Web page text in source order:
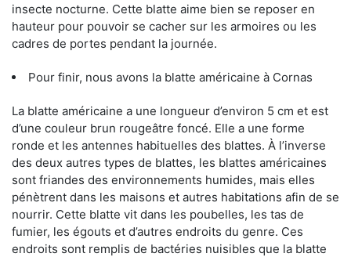
insecte nocturne. Cette blatte aime bien se reposer en
hauteur pour pouvoir se cacher sur les armoires ou les
cadres de portes pendant la journée.
Pour finir, nous avons la blatte américaine à Cornas
La blatte américaine a une longueur d’environ 5 cm et est
d’une couleur brun rougeâtre foncé. Elle a une forme
ronde et les antennes habituelles des blattes. À l’inverse
des deux autres types de blattes, les blattes américaines
sont friandes des environnements humides, mais elles
pénètrent dans les maisons et autres habitations afin de se
nourrir. Cette blatte vit dans les poubelles, les tas de
fumier, les égouts et d’autres endroits du genre. Ces
endroits sont remplis de bactéries nuisibles que la blatte